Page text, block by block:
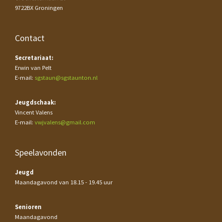
9722BX Groningen
Contact
Secretariaat:
Erwin van Pelt
E-mail: sgstaun@sgstaunton.nl
Jeugdschaak:
Vincent Valens
E-mail: vwjvalens@gmail.com
Speelavonden
Jeugd
Maandagavond van 18.15 - 19.45 uur
Senioren
Maandagavond